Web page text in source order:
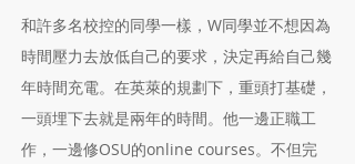
和許多名校控的同學一樣，W同學並不想因為
時間壓力去放低自己的要求，決定再給自己幾
年時間充電。在英萊的規劃下，重頭打基礎，
一頭埋下去就是兩年的時間。他一邊正職工
作，一邊修OSU的online courses。不但完